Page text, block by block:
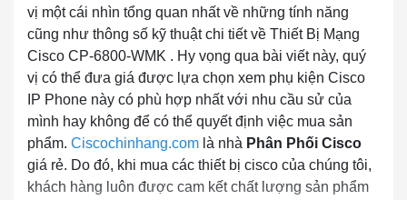
vị một cái nhìn tổng quan nhất về những tính năng
cũng như thông số kỹ thuật chi tiết về Thiết Bị Mạng
Cisco CP-6800-WMK . Hy vọng qua bài viết này, quý
vị có thể đưa giá được lựa chọn xem phụ kiện Cisco
IP Phone này có phù hợp nhất với nhu cầu sử của
mình hay không để có thể quyết định việc mua sản
phẩm. Ciscochinhang.com là nhà Phân Phối Cisco
giá rẻ. Do đó, khi mua các thiết bị cisco của chúng tôi,
khách hàng luôn được cam kết chất lượng sản phẩm